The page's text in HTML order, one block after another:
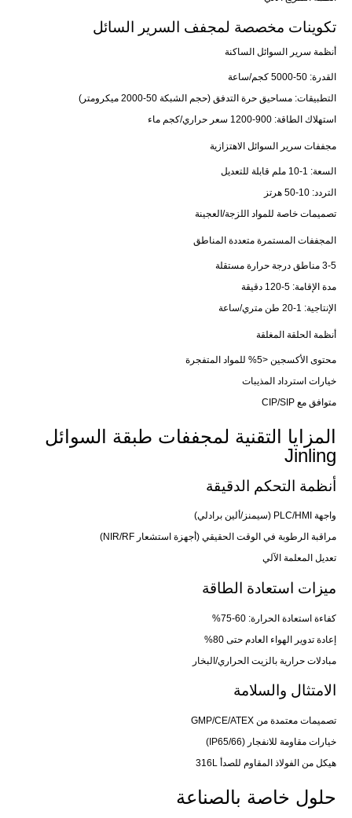
تكوينات مخصصة لمجفف السرير السائل
أنظمة سرير السوائل الساكنة
القدرة: 50-5000 كجم/ساعة
التطبيقات: مساحيق حرة التدفق (حجم الشبكة 50-2000 ميكرومتر)
استهلاك الطاقة: 900-1200 سعر حراري/كجم ماء
مجففات سرير السوائل الاهتزازية
السعة: 1-10 ملم قابلة للتعديل
التردد: 10-50 هرتز
تصميمات خاصة للمواد اللزجة/العجينة
المجففات المستمرة متعددة المناطق
3-5 مناطق درجة حرارة مستقلة
مدة الإقامة: 5-120 دقيقة
الإنتاجية: 1-20 طن متري/ساعة
أنظمة الحلقة المغلقة
محتوى الأكسجين <5% للمواد المتفجرة
خيارات استرداد المذيبات
متوافق مع CIP/SIP
المزايا التقنية لمجففات طبقة السوائل
Jinling
أنظمة التحكم الدقيقة
واجهة PLC/HMI (سيمنز/ألين برادلي)
مراقبة الرطوبة في الوقت الحقيقي (أجهزة استشعار NIR/RF)
تعديل المعلمة الآلي
ميزات استعادة الطاقة
كفاءة استعادة الحرارة: 60-75%
إعادة تدوير الهواء العادم حتى 80%
مبادلات حرارية بالزيت الحراري/البخار
الامتثال والسلامة
تصميمات معتمدة من GMP/CE/ATEX
خيارات مقاومة للانفجار (IP65/66)
هيكل من الفولاذ المقاوم للصدأ 316L
حلول خاصة بالصناعة